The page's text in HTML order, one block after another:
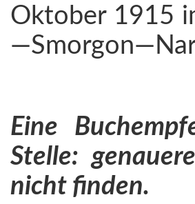
Oktober 1915
Eine
Stelle:
nicht finden.